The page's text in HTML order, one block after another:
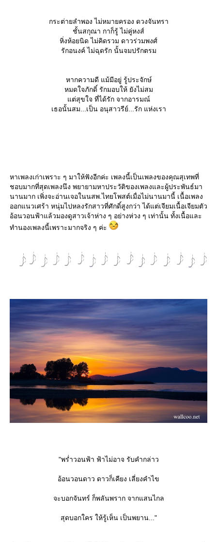
กระต่ายลำพอง ไม่หมายครอง ดวงจันทรา
ชั้นสกุณา กาก็รู้ ไม่คู่หงส์
หิ่งห้อยนิด ไม่คิดรวม ดาวร่วมพงศ์
รักอนงค์ ไม่ฉุดรัก นั้นจมปรักตรม
หากความดี แม้มีอยู่ รู้ประจักษ์
หมดใจภักดิ์ รักมอบให้ ยังไม่สม
ต่สุขใจ ที่ได้รัก จากอารมณ์
เธอนั้นสม...เป็น อนุสาวรีย์...รัก แห่งเรา
หาเพลงเก่าเพราะ ๆ มาให้ฟังอีกค่ะ เพลงนี้เป็นเพลงของคุณสุเทพที่
ชอบมากที่สุดเพลงนึง พยายามหาประวัติของเพลงและผู้ประพันธ์มา
นานมาก เพิ่งจะอ่านเจอในนสพ.ไทยโพสต์เมื่อไม่นานมานี้ เนื้อเพลง
ออกแนวเศร้า หนุ่มไปหลงรักสาวที่ศักดิ์สูงกว่า ได้แต่เจียมเนื้อเจียมตัว
อ้อนวอนฟ้าแล้วมองดูสาวเจ้าห่าง ๆ อย่างห่วง ๆ เท่านั้น ทั้งเนื้อและ
ทำนองเพลงนี้เพราะมากจริง ๆ ค่ะ
"พร่ำวอนฟ้า ฟ้าไม่อาจ รับคำกล่าว
อ้อนวอนดาว ดาวก็เคียง เลี่ยงคำไข
จะบอกจันทร์ ก็พลันพราก จากแสนไกล
สุดบอกใคร ให้รู้เห็น เป็นพยาน..."